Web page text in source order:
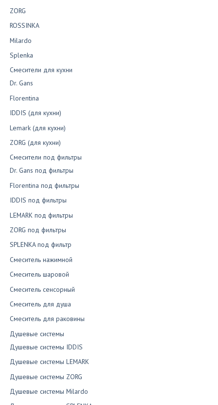
ZORG
ROSSINKA
Milardo
Splenka
Смесители для кухни
Dr. Gans
Florentina
IDDIS (для кухни)
Lemark (для кухни)
ZORG (для кухни)
Смесители под фильтры
Dr. Gans под фильтры
Florentina под фильтры
IDDIS под фильтры
LEMARK под фильтры
ZORG под фильтры
SPLENKA под фильтр
Смеситель нажимной
Смеситель шаровой
Смеситель сенсорный
Смеситель для душа
Смеситель для раковины
Душевые системы
Душевые системы IDDIS
Душевые системы LEMARK
Душевые системы ZORG
Душевые системы Milardo